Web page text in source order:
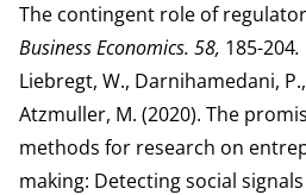
The contingent role of
Business Economics. 58, 185-204.
Liebregt, W., Darnihamedani,
Atzmuller, M. (2020). The
methods for research on
making: Detecting social